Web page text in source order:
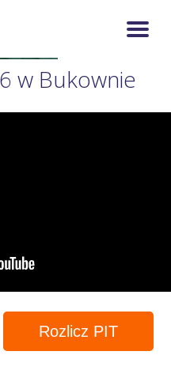
w Bukownie
Rozlicz PIT